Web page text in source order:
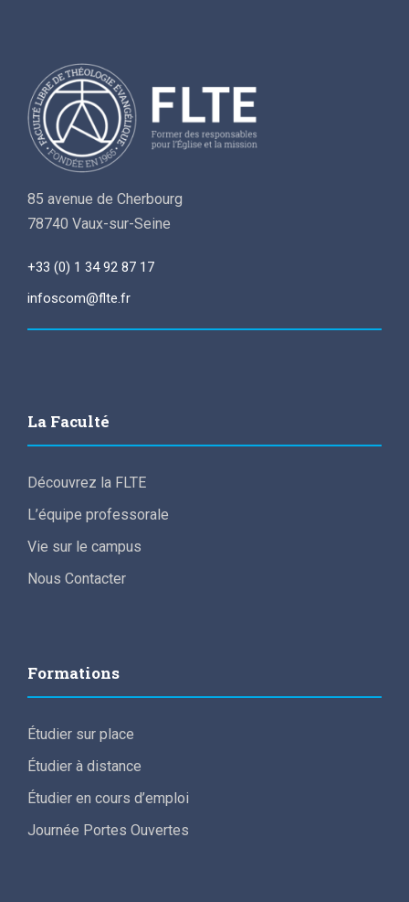
85 avenue de Cherbourg
78740 Vaux-sur-Seine
+33 (0) 1 34 92 87 17
infoscom@flte.fr
La Faculté
Découvrez la FLTE
L’équipe professorale
Vie sur le campus
Nous Contacter
Formations
Étudier sur place
Étudier à distance
Étudier en cours d’emploi
Journée Portes Ouvertes